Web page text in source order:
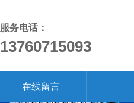
服务电话：
13760715093
在线留言